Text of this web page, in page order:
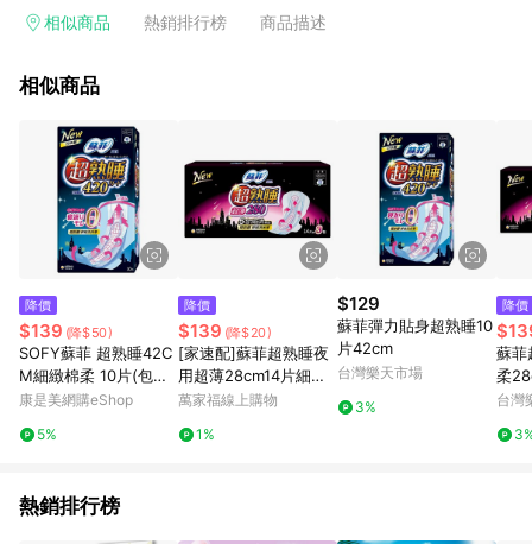
下單，每筆交易前請確認有經過LINE購物跳轉頁才符合返點資
數將於廠商出貨後30天前後發送。5.屈臣氏保留365天訂單記
單資格確認。 6.欲透過APP導購跳轉前往活動頁之用戶，煩請更
新屈臣氏APP至版本26010.4.0。
相似商品 熱銷排行榜 商品描述
相似商品
降價
$139 (降$50)
SOFY蘇菲 超熟睡42C
M細緻棉柔 10片(包裝
隨機出貨)
康是美網購eShop
5%
降價
$139 (降$20)
[家速配]蘇菲超熟睡夜
用超薄28cm14片細緻
棉柔
萬家福線上購物
1%
$129
蘇菲彈力貼身超熟睡10
片42cm
台灣樂天市場
3%
降價
蘇菲
柔
【愛
台灣
熱銷排行榜